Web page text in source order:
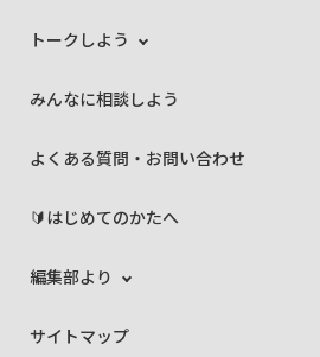
トークしよう
みんなに相談しよう
よくある質問・お問い合わせ
🔰はじめてのかたへ
編集部より
サイトマップ